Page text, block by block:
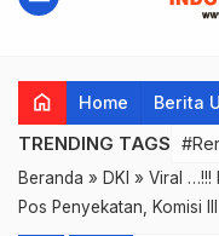
home Home Berita
TRENDING TAGS
Beranda » DKI » Viral …!!!
Pos Penyekatan, Komisi